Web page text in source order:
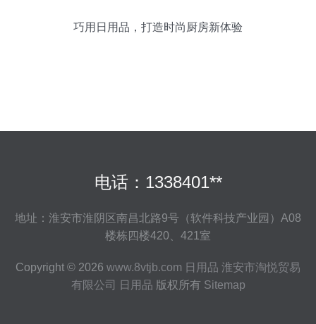
巧用日用品，打造时尚厨房新体验
电话：1338401**
地址：淮安市淮阴区南昌北路9号（软件科技产业园）A08
楼栋四楼420、421室
Copyright © 2026 www.8vtjb.com 日用品 淮安市淘悦贸易
有限公司
日用品 版权所有 Sitemap